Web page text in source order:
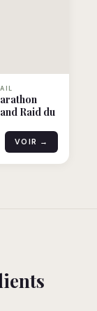
Raid du
VOIR →